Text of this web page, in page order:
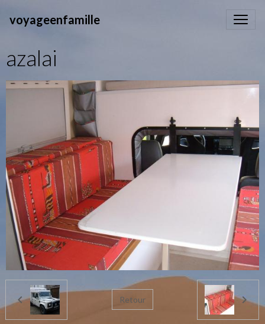
voyageenfamille
azalai
Retour